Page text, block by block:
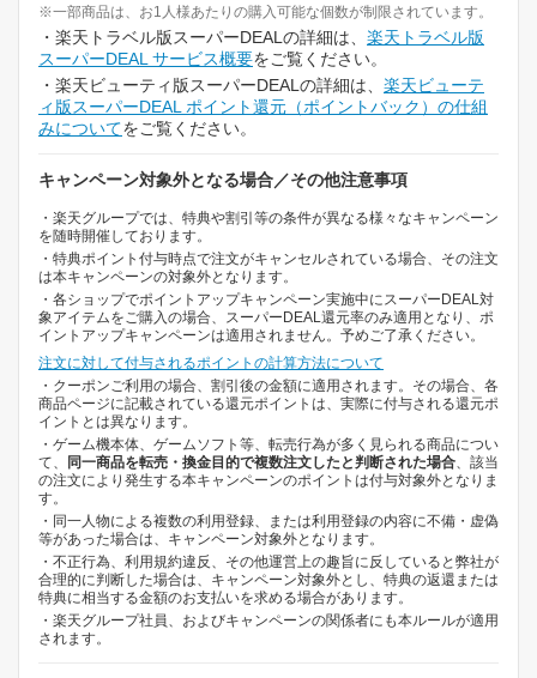
※一部商品は、お1人様あたりの購入可能な個数が制限されています。
・楽天トラベル版スーパーDEALの詳細は、 楽天トラベル版
スーパーDEAL サービス概要をご覧ください。
・楽天ビューティ版スーパーDEALの詳細は、 楽天ビューテ
ィ版スーパーDEAL ポイント還元（ポイントバック）の仕組
みについてをご覧ください。
キャンペーン対象外となる場合／その他注意事項
・楽天グループでは、特典や割引等の条件が異なる様々なキャンペーン
を随時開催しております。
・特典ポイント付与時点で注文がキャンセルされている場合、その注文
は本キャンペーンの対象外となります。
・各ショップでポイントアップキャンペーン実施中にスーパーDEAL対
象アイテムをご購入の場合、スーパーDEAL還元率のみ適用となり、ポ
イントアップキャンペーンは適用されません。予めご了承ください。
注文に対して付与されるポイントの計算方法について
・クーポンご利用の場合、割引後の金額に適用されます。その場合、各
商品ページに記載されている還元ポイントは、実際に付与される還元ポ
イントとは異なります。
・ゲーム機本体、ゲームソフト等、転売行為が多く見られる商品につい
て、
同一商品を転売・換金目的で複数注文したと判断された場合、該当
の注文により発生する本キャンペーンのポイントは付与対象外となりま
す。
・同一人物による複数の利用登録、または利用登録の内容に不備・虚偽
等があった場合は、キャンペーン対象外となります。
・不正行為、利用規約違反、その他運営上の趣旨に反していると弊社が
合理的に判断した場合は、キャンペーン対象外とし、特典の返還または
特典に相当する金額のお支払いを求める場合があります。
・楽天グループ社員、およびキャンペーンの関係者にも本ルールが適用
されます。